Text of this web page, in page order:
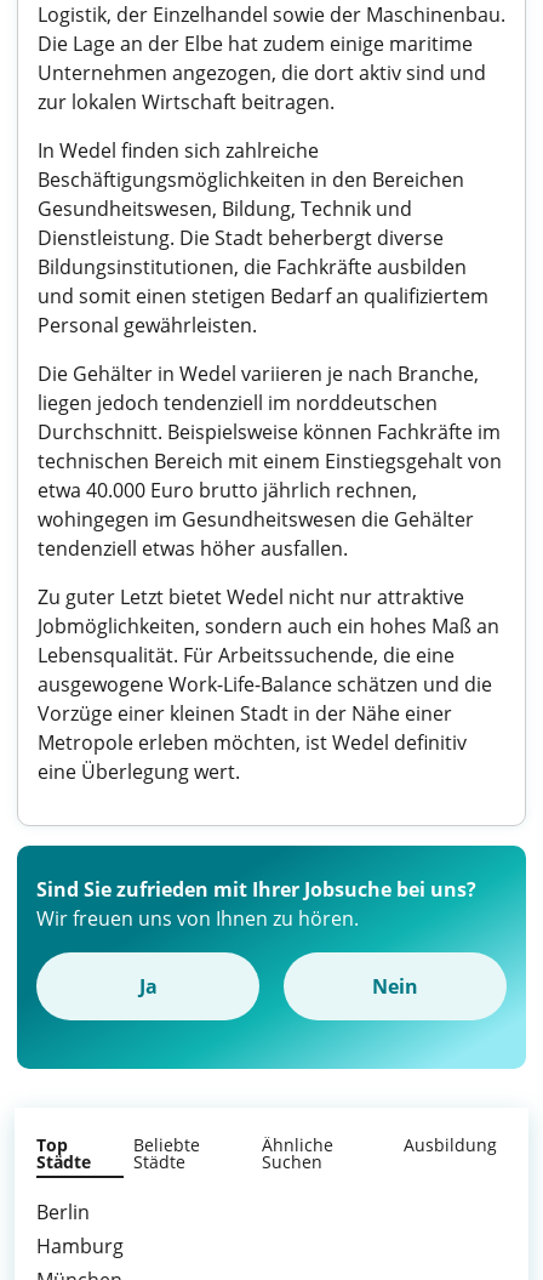
Logistik, der Einzelhandel sowie der Maschinenbau.
Die Lage an der Elbe hat zudem einige maritime
Unternehmen angezogen, die dort aktiv sind und
zur lokalen Wirtschaft beitragen.
In Wedel finden sich zahlreiche
Beschäftigungsmöglichkeiten in den Bereichen
Gesundheitswesen, Bildung, Technik und
Dienstleistung. Die Stadt beherbergt diverse
Bildungsinstitutionen, die Fachkräfte ausbilden
und somit einen stetigen Bedarf an qualifiziertem
Personal gewährleisten.
Die Gehälter in Wedel variieren je nach Branche,
liegen jedoch tendenziell im norddeutschen
Durchschnitt. Beispielsweise können Fachkräfte im
technischen Bereich mit einem Einstiegsgehalt von
etwa 40.000 Euro brutto jährlich rechnen,
wohingegen im Gesundheitswesen die Gehälter
tendenziell etwas höher ausfallen.
Zu guter Letzt bietet Wedel nicht nur attraktive
Jobmöglichkeiten, sondern auch ein hohes Maß an
Lebensqualität. Für Arbeitssuchende, die eine
ausgewogene Work-Life-Balance schätzen und die
Vorzüge einer kleinen Stadt in der Nähe einer
Metropole erleben möchten, ist Wedel definitiv
eine Überlegung wert.
Sind Sie zufrieden mit Ihrer Jobsuche bei uns?
Wir freuen uns von Ihnen zu hören.
Ja Nein
Top
Städte
Beliebte
Städte
Ähnliche
Suchen
Ausbildung
Berlin
Hamburg